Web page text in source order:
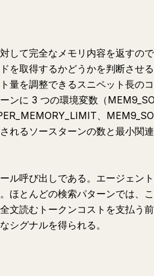
して完全なメモリ内容を返すの
を取得するかどうかを判断さ
量を調整できるスニペット長の
ンに 3 つの環境変数（
、
れるソースターンの数と最小関
ル呼び出しである。エージェン
ほとんどの検索パターンでは、
文読むトークンコストを支払う
シグナルを得られる。